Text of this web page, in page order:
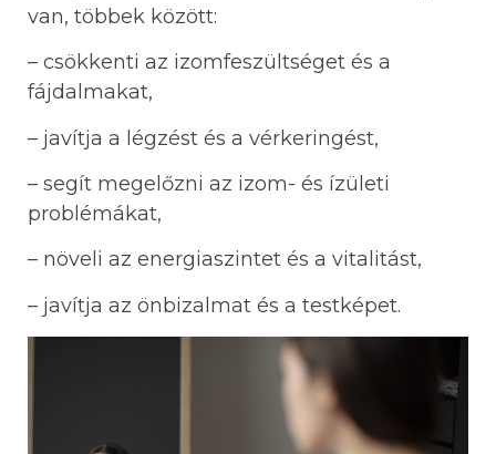
van, többek között:
– csökkenti az izomfeszültséget és a
fájdalmakat,
– javítja a légzést és a vérkeringést,
– segít megelőzni az izom- és ízületi
problémákat,
– növeli az energiaszintet és a vitalitást,
– javítja az önbizalmat és a testképet.